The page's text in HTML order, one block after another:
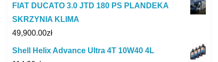
FIAT DUCATO 3.0 JTD 180 PS PLANDEKA
SKRZYNIA KLIMA
49,900.00zł
Shell Helix Advance Ultra 4T 10W40 4L